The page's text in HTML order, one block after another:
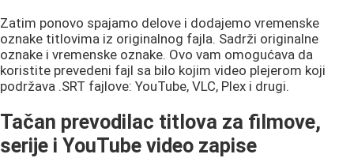
Zatim ponovo spajamo delove i dodajemo vremenske
oznake titlovima iz originalnog fajla. Sadrži originalne
oznake i vremenske oznake. Ovo vam omogućava da
koristite prevedeni fajl sa bilo kojim video plejerom koji
podržava .SRT fajlove: YouTube, VLC, Plex i drugi.
Tačan prevodilac titlova za filmove,
serije i YouTube video zapise